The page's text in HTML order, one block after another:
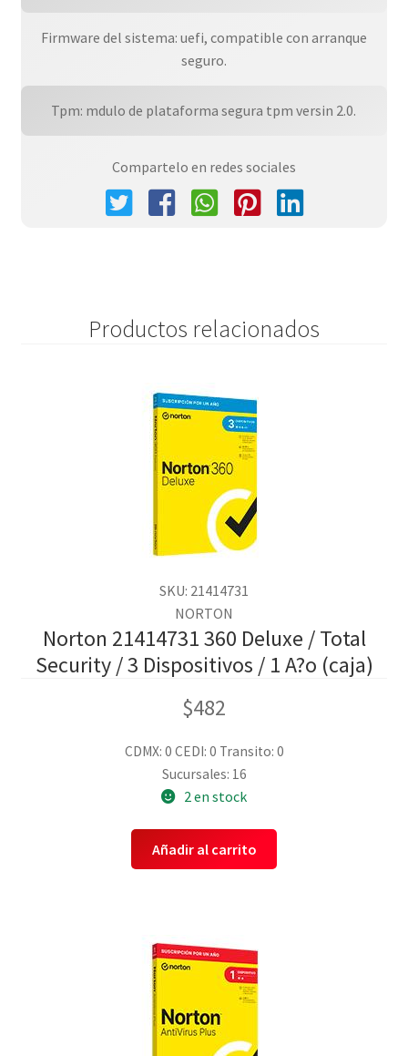
Firmware del sistema: uefi, compatible con arranque
seguro.
Tpm: mdulo de plataforma segura tpm versin 2.0.
Compartelo en redes sociales
Productos relacionados
SKU: 21414731
NORTON
Norton 21414731 360 Deluxe / Total
Security / 3 Dispositivos / 1 A?o (caja)
$482
CDMX: 0 CEDI: 0 Transito: 0
Sucursales: 16
2 en stock
Añadir al carrito